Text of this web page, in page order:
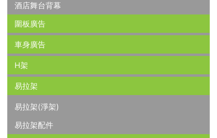
酒店舞台背幕
圍板廣告
車身廣告
H架
易拉架
易拉架(淨架)
易拉架配件